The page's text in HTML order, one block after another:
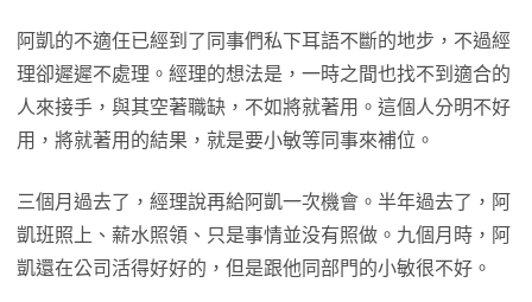
阿凱的不適仼已經到了同事們私下耳語不斷的地步，不過經
理卻遲遲不處理。經理的想法是，一時之間也找不到適合的
人來接手，與其空著職缺，不如將就著用。這個人分明不好
用，將就著用的結果，就是要小敏等同事來補位。
三個月過去了，經理說再給阿凱一次機會。半年過去了，阿
凱班照上、薪水照領、只是事情並没有照做。九個月時，阿
凱還在公司活得好好的，但是跟他同部門的小敏很不好。